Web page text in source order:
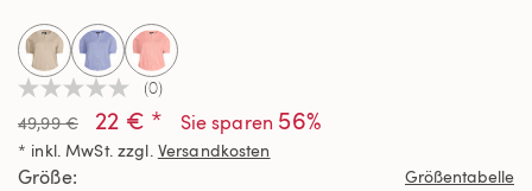
Kein
Beurteilungswert
Link
auf
derselben
(0)
49,99 € 22 € * Sie sparen 56%
* inkl. MwSt. zzgl. Versandkosten
selected
Größe Größentabelle